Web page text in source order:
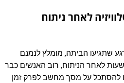
לאחר ניתוח
שתגיעו הביתה, מומלץ לנמנם
לאחר הניתוח, רוב האנשים כבר
להסתכל על מסך מחשב לפרק זמן